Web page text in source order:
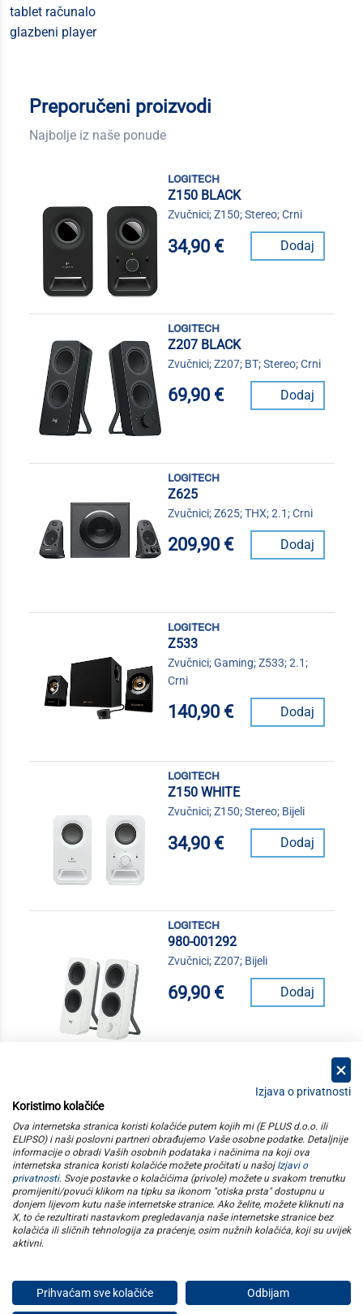
tablet računalo
glazbeni player
Preporučeni proizvodi
Najbolje iz naše ponude
logitech
Z150 BLACK
Zvučnici; Z150; Stereo; Crni
34,90 € Dodaj
logitech
Z207 BLACK
Zvučnici; Z207; BT; Stereo; Crni
69,90 € Dodaj
logitech
Z625
Zvučnici; Z625; THX; 2.1; Crni
209,90 € Dodaj
logitech
Z533
Zvučnici; Gaming; Z533; 2.1;
Crni
140,90 € Dodaj
logitech
Z150 WHITE
Zvučnici; Z150; Stereo; Bijeli
34,90 € Dodaj
logitech
980-001292
Zvučnici; Z207; Bijeli
69,90 € Dodaj
kategorije
elipso
informacije
pratite nas
E plus d.o.o. © Copyright 2026
Izjava o privatnosti
Koristimo kolačiće
Ova internetska stranica koristi kolačiće putem kojih mi (E PLUS d.o.o. ili
ELIPSO) i naši poslovni partneri obrađujemo Vaše osobne podatke. Detaljnije
informacije o obradi Vaših osobnih podataka i načinima na koji ova
internetska stranica koristi kolačiće možete pročitati u našoj Izjavi o
privatnosti. Svoje postavke o kolačićima (privole) možete u svakom trenutku
promijeniti/povući klikom na tipku sa ikonom "otiska prsta" dostupnu u
donjem lijevom kutu naše internetske stranice. Ako želite, možete kliknuti na
X, to će rezultirati nastavkom pregledavanja naše internetske stranice bez
kolačića ili sličnih tehnologija za praćenje, osim nužnih kolačića, koji su uvijek
aktivni.
Prihvaćam sve kolačiće Odbijam